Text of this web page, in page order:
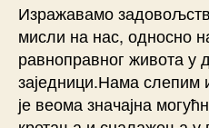
Изражавамо
мисли на нас, односно
равноправног живота у
заједници.Нама
је веома значајна